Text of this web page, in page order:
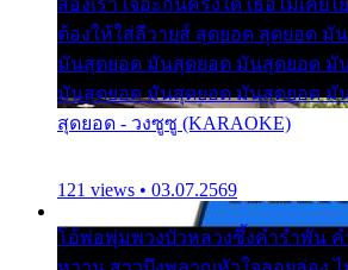
ต้องให้ใส่ลีวายส์ สุดยอด สุดยอด มั
มันสุดยอด มันสุดยอด มันสุดยอด มั
มันสุดยอด มันสุดยอด มันสุดยอด มั
สุดยอด - วงซูซู (KARAOKE)
121 views • 03.07.2569
โอ้พ่อพุ่มพวงบัวหลวงซึ้งคำรำพัน ค